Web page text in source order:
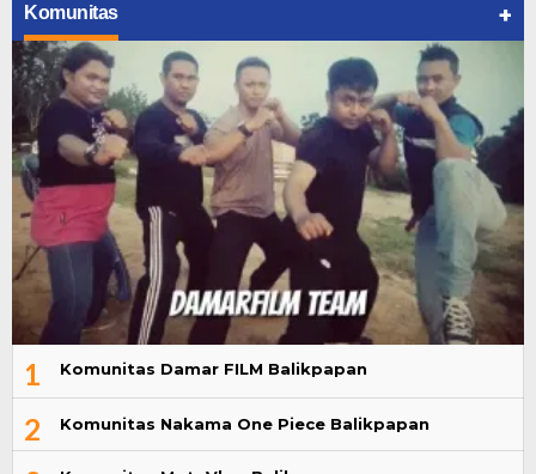
Komunitas +
1 Komunitas Damar FILM Balikpapan
2 Komunitas Nakama One Piece Balikpapan